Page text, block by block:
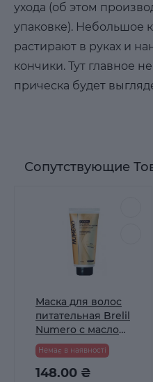
ухода (об этом
упаковке). Небольшое
растирают в руках и
кончики. Тут главное
прическа будет
Сопутствующие
Маска для волос
питательная Brelil
Numero с маслом
карите 300 мл
Немає в наявності
148.00 ₴